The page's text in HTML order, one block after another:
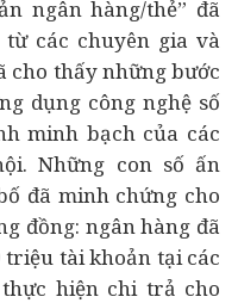
ngân hàng/thẻ” đã
các chuyên gia và
cho thấy những bước
dụng công nghệ số
minh bạch của các
Những con số ấn
đã minh chứng cho
đồng: ngân hàng đã
tài khoản tại các
hiện chi trả cho